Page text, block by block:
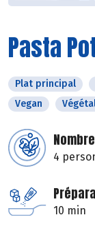
Pasta
Plat principal
Vegan
4
10 min